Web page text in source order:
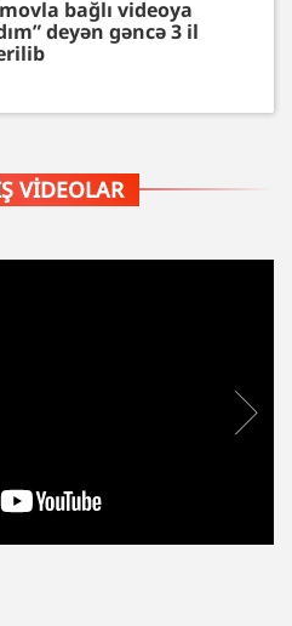
bağlı videoya
deyən gəncə 3 il
VIDEOLAR